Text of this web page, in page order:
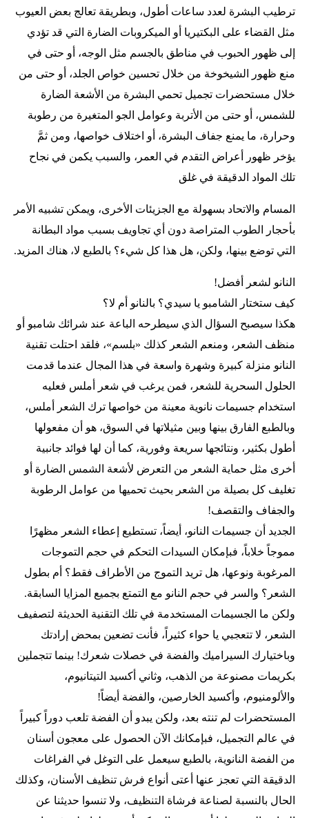
ترطيب البشرة لعدد ساعات أطول، وبطريقة تعالج بعض العيوب
مثل القضاء على البكتيريا أو الميكروبات الضارة التي قد تؤدي
إلى ظهور الحبوب في مناطق بالجسم مثل الوجه، أو حتى في
منع ظهور الشيخوخة من خلال تحسين خواص الجلد، أو حتى من
خلال مستحضرات تجميل تحمي البشرة من الأشعة الضارة
للشمس، أو حتى من الأتربة وعوامل الجو المتغيرة من رطوبة
وحرارة، ما يمنع جفاف البشرة، أو اختلاف خواصها، ومن ثمَّ
يؤخر ظهور أعراض التقدم في العمر، والسبب يكمن في نجاح
تلك المواد الدقيقة في غلق
المسام والاتحاد بسهولة مع الجزيئات الأخرى، ويمكن تشبيه الأمر
بأحجار الطوب المتراصة دون أي تجاويف بسبب مواد البطانة
التي توضع بينها، ولكن، هل هذا كل شيء؟ بالطبع لا، هناك المزيد.
النانو لشعر أفضل!
كيف ستختار الشامبو يا سيدي؟ بالنانو أم لا؟
هكذا سيصبح السؤال الذي سيطرحه الباعة عند شرائك شامبو أو
منظف الشعر، ومنعم الشعر كذلك «بلسم»، فلقد احتلت تقنية
النانو منزلة كبيرة وشهرة واسعة في هذا المجال عندما قدمت
الحلول السحرية للشعر، فمن يرغب في شعر أملس فعليه
استخدام جسيمات نانوية معينة من خواصها ترك الشعر أملس،
وبالطبع الفارق بينها وبين مثيلاتها في السوق، هو أن مفعولها
أطول بكثير، ونتائجها سريعة وفورية، كما أن لها فوائد جانبية
أخرى مثل حماية الشعر من التعرض لأشعة الشمس الضارة أو
تغليف كل بصيلة من الشعر بحيث تحميها من عوامل الرطوبة
والجفاف والتقصف!
الجديد أن جسيمات النانو، أيضاً، تستطيع إعطاء الشعر مظهرًا
مموجاً خلاباً، فبإمكان السيدات التحكم في حجم التموجات
المرغوبة ونوعها، هل تريد التموج من الأطراف فقط؟ أم بطول
الشعر؟ والسر في حجم النانو مع التمتع بجميع المزايا السابقة.
ولكن ما الجسيمات المستخدمة في تلك التقنية الحديثة لتصفيف
الشعر، لا تتعجبي يا حواء كثيراً، فأنت تضعين بمحض إرادتك
وباختيارك السيراميك والفضة في خصلات شعرك! بينما تتجملين
بكريمات مصنوعة من الذهب، وثاني أكسيد التيتانيوم،
والألومنيوم، وأكسيد الخارصين، والفضة أيضاً!
المستحضرات لم تنته بعد، ولكن يبدو أن الفضة تلعب دوراً كبيراً
في عالم التجميل، فبإمكانك الآن الحصول على معجون أسنان
من الفضة النانوية، بالطبع سيعمل على التوغل في الفراغات
الدقيقة التي تعجز عنها أعتى أنواع فرش تنظيف الأسنان، وكذلك
الحال بالنسبة لصناعة فرشاة التنظيف، ولا تنسوا حديثنا عن